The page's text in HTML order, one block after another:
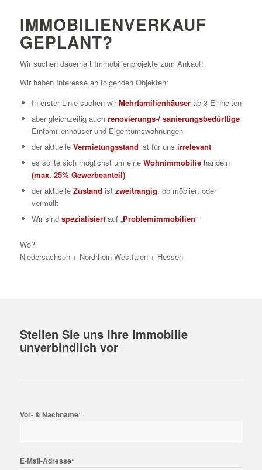
IMMOBILIENVERKAUF
GEPLANT?
Wir suchen dauerhaft Immobilienprojekte zum Ankauf!
Wir haben Interesse an folgenden Objekten:
In erster Linie suchen wirMehrfamilienhäuserab 3 Einheiten
aber gleichzeitig auch renovierungs-/ sanierungsbedürftige
Einfamilienhäuser und Eigentumswohnungen
der aktuelle Vermietungsstand ist für uns irrelevant
es sollte sich möglichst um eine Wohnimmobiliehandeln
(max. 25% Gewerbeanteil)
der aktuelle Zustand ist zweitrangig, ob möbliert oder
vermüllt
Wir sind spezialisiertauf „Problemimmobilien“
Wo?
Niedersachsen + Nordrhein-Westfalen + Hessen
Stellen Sie uns Ihre Immobilie
unverbindlich vor
Vor- & Nachname*
E-Mail-Adresse*